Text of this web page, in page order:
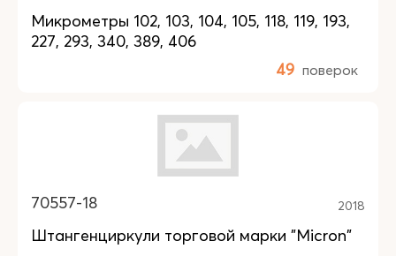
Микрометры 102, 103, 104, 105, 118, 119, 193,
227, 293, 340, 389, 406
49 поверок
70557-18 2018
Штангенциркули торговой марки "Micron"